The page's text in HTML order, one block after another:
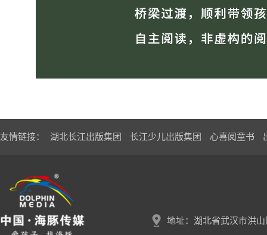
友情链接： 湖北长江出版集团 长江少儿出版集团 心喜阅童书
地址：湖北省武汉市洪